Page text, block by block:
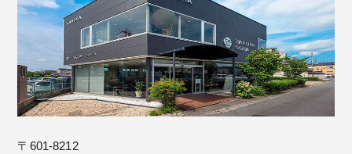
〒601-8212